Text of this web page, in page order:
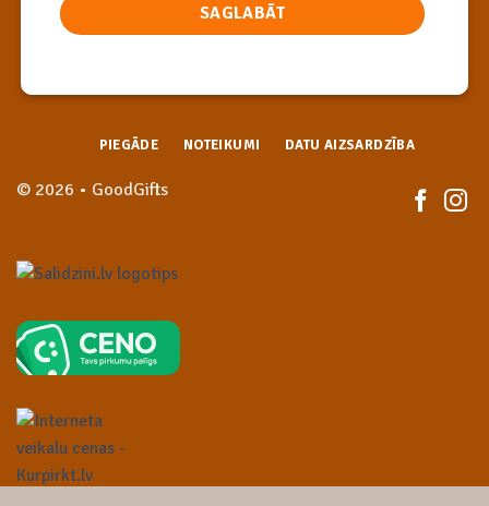
© 2026 • GoodGifts
PIEGĀDE NOTEIKUMI DATU AIZSARDZĪBA